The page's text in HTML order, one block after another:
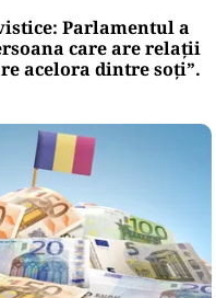
Parlamentul a
care are relații
acelora dintre soți”.